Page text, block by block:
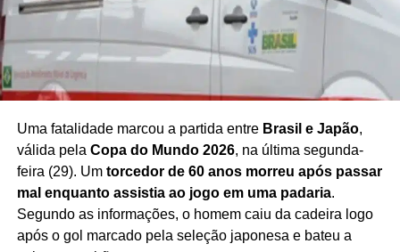
Uma fatalidade marcou a partida entre Brasil e Japão,
válida pela Copa do Mundo 2026, na última segunda-
feira (29). Um torcedor de 60 anos morreu após passar
mal enquanto assistia ao jogo em uma padaria.
Segundo as informações, o homem caiu da cadeira logo
após o gol marcado pela seleção japonesa e bateu a